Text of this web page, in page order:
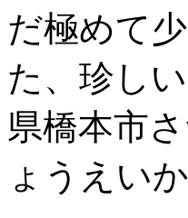
だ極めて
た、珍し
県橋本市
ょうえい